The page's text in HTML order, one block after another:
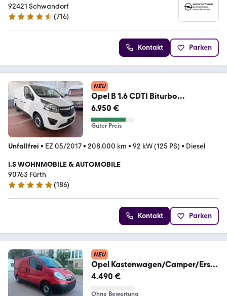
92421 Schwandorf
4.6 Sterne
(716)
Kontakt Parken
NEU
Opel B 1.6 CDTI Biturbo
Kastenwagen L2H
6.950 €
Guter Preis
Unfallfrei • EZ 05/2017• 208.000 km • 92 kW (125 PS) • Diesel
I.S WOHNMOBILE & AUTOMOBILE
90763 Fürth
4.9 Sterne
(186)
Kontakt Parken
NEU
Opel Kastenwagen/Camper/Erste
Hand/TÜV bis...
4.490 €
Ohne Bewertung